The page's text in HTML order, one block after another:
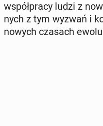
współ­pra­cy ludzi z
nych z tym wyzwań i
nowych czasach